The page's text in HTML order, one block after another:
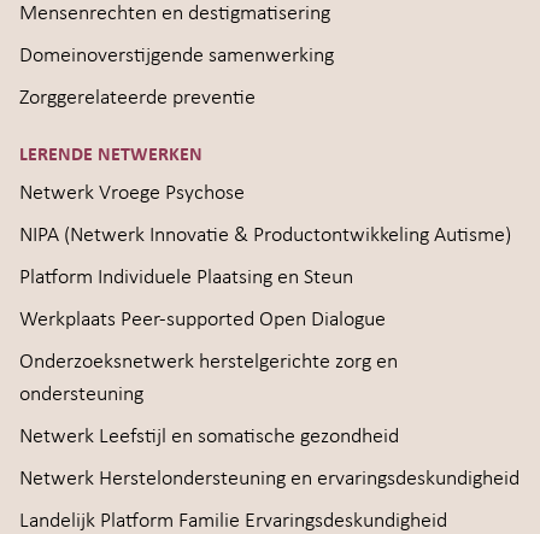
Mensenrechten en destigmatisering
Domeinoverstijgende samenwerking
Zorggerelateerde preventie
LERENDE NETWERKEN
Netwerk Vroege Psychose
NIPA (Netwerk Innovatie & Productontwikkeling Autisme)
Platform Individuele Plaatsing en Steun
Werkplaats Peer-supported Open Dialogue
Onderzoeksnetwerk herstelgerichte zorg en
ondersteuning
Netwerk Leefstijl en somatische gezondheid
Netwerk Herstelondersteuning en ervaringsdeskundigheid
Landelijk Platform Familie Ervaringsdeskundigheid